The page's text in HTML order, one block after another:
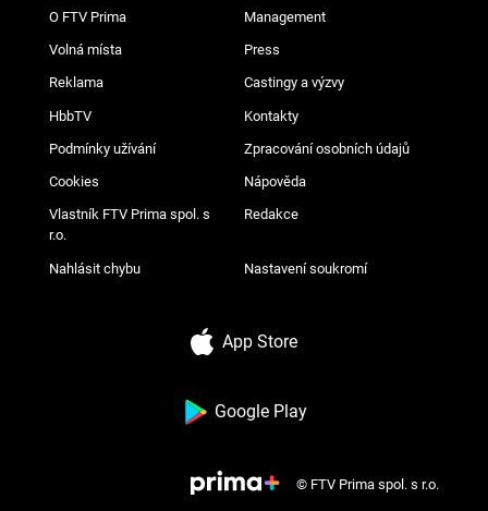
O FTV Prima Management
Volná místa Press
Reklama Castingy a výzvy
HbbTV Kontakty
Podmínky užívání Zpracování osobních údajů
Cookies Nápověda
Vlastník FTV Prima spol. s
r.o.
Redakce
Nahlásit chybu Nastavení soukromí
App Store
Google Play
© FTV Prima spol. s r.o.